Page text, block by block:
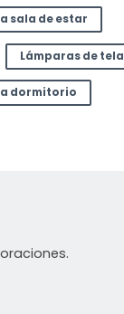
sala de estar
Lámparas de tela
dormitorio